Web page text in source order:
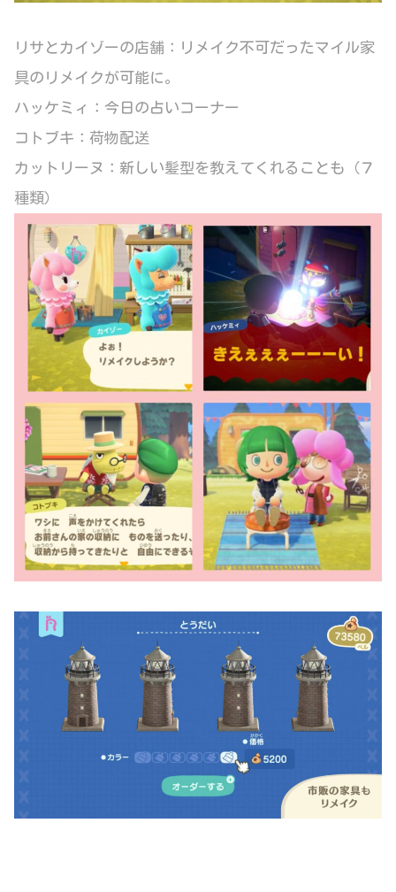
リサとカイゾーの店舗：リメイク不可だったマイル家
具のリメイクが可能に。
ハッケミィ：今日の占いコーナー
コトブキ：荷物配送
カットリーヌ：新しい髪型を教えてくれることも（７
種類）